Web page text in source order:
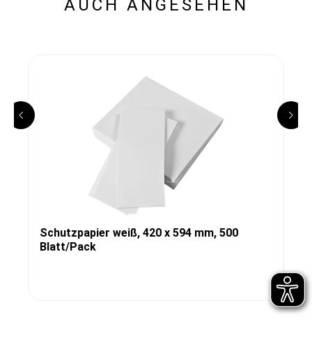
AUCH ANGESEHEN
Schutzpapier weiß, 420 x 594 mm, 500
Blatt/Pack